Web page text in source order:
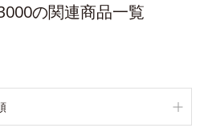
の関連商品一覧